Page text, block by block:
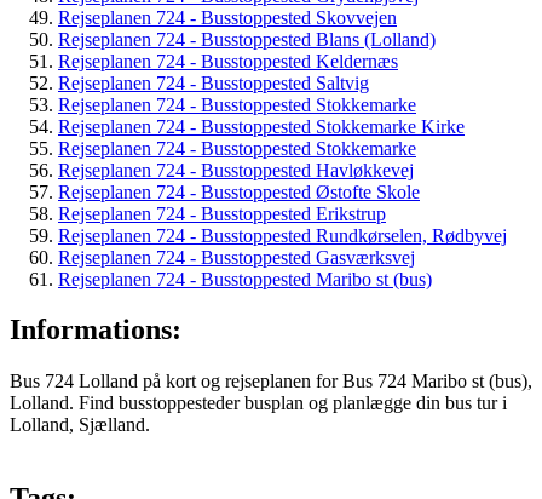
Rejseplanen 724 - Busstoppested Skovvejen
Rejseplanen 724 - Busstoppested Blans (Lolland)
Rejseplanen 724 - Busstoppested Keldernæs
Rejseplanen 724 - Busstoppested Saltvig
Rejseplanen 724 - Busstoppested Stokkemarke
Rejseplanen 724 - Busstoppested Stokkemarke Kirke
Rejseplanen 724 - Busstoppested Stokkemarke
Rejseplanen 724 - Busstoppested Havløkkevej
Rejseplanen 724 - Busstoppested Østofte Skole
Rejseplanen 724 - Busstoppested Erikstrup
Rejseplanen 724 - Busstoppested Rundkørselen, Rødbyvej
Rejseplanen 724 - Busstoppested Gasværksvej
Rejseplanen 724 - Busstoppested Maribo st (bus)
Informations:
Bus 724 Lolland på kort og rejseplanen for Bus 724 Maribo st (bus),
Lolland. Find busstoppesteder busplan og planlægge din bus tur i
Lolland, Sjælland.